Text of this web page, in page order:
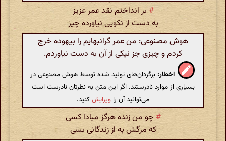
# بر انداختم نقد عمر عزیز
به دست از نکویی نیاورده چیز
هوش مصنوعی: من عمر گرانبهایم را بیهوده خرج
کردم و چیزی جز نیکی از آن به دست نیاوردم.
اخطار: برگردان‌های تولید شده توسط هوش مصنوعی در
بسیاری از موارد نادرستند. اگر این متن به نظرتان نادرست است
می‌توانید آن را ویرایشکنید.
# چو من زنده هرگز مبادا کسی
که مرگش به از زندگانی بسی